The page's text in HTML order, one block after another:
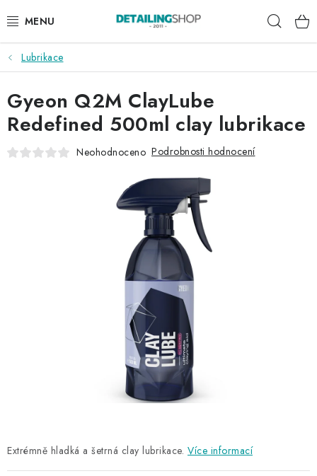
na
AKCE
NOVINKY
EXTERIÉR
DÁRKOVÉ SADY A POUKAZY
Věrnostní program
Všeobecné obchodní podmínky
Lubrikace
Extrémně hladká a šetrná clay lubrikace. Více informací
Gyeon Q2M ClayLube
Redefined 500ml clay lubrikace
Neohodnoceno Podrobnosti hodnocení